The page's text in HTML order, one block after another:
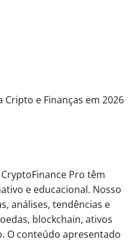
e Finanças em 2026
Pro têm
e educacional. Nosso
análises, tendências e
blockchain, ativos
O conteúdo apresentado